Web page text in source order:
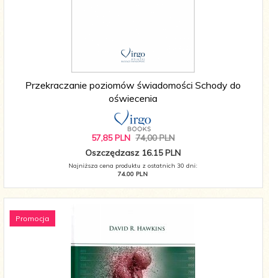
Przekraczanie poziomów świadomości Schody do
oświecenia
57,85 PLN 74,00 PLN
Oszczędzasz 16.15 PLN
Najniższa cena produktu z ostatnich 30 dni:
74.00 PLN
Promocja